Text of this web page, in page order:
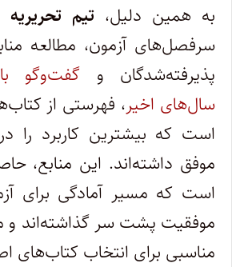
به همین دلیل، تیم تحریریه
سرفصل‌های آزمون، مطالعه
پذیرفته‌شدگان و گفت‌وگو
سال‌های اخیر، فهرستی از
است که بیشترین کاربرد را
موفق داشته‌اند. این منابع،
است که مسیر آمادگی برای
موفقیت پشت سر گذاشته‌اند و
مناسبی برای انتخاب کتاب‌های